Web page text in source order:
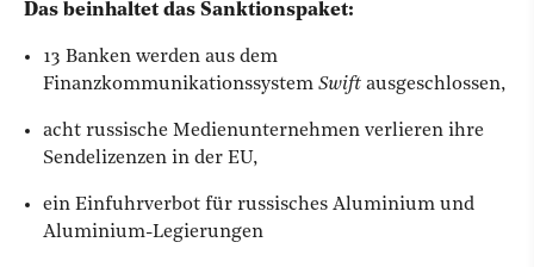
Das beinhaltet das Sanktionspaket:
13 Banken werden aus dem
Finanzkommunikationssystem Swift ausgeschlossen,
acht russische Medienunternehmen verlieren ihre
Sendelizenzen in der EU,
ein Einfuhrverbot für russisches Aluminium und
Aluminium-Legierungen